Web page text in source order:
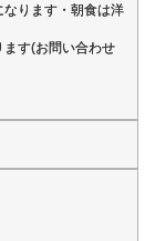
なります・朝食は洋
ます(お問い合わせ